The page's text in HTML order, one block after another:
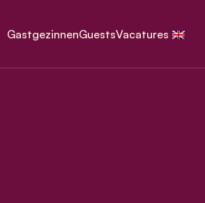
GastgezinnenGuestsVacatures